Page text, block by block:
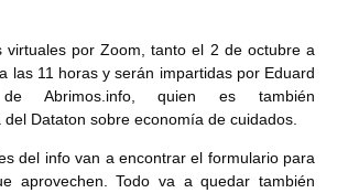
virtuales por Zoom, tanto el 2 de octubre a
las 11 horas y serán impartidas por Eduard
de Abrimos.info, quien es también
Dataton sobre economía de cuidados.
del info van a encontrar el formulario para
aprovechen. Todo va a quedar también